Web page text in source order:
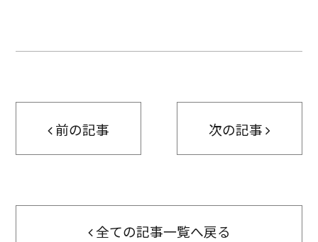
前の記事 次の記事
全ての記事一覧へ戻る